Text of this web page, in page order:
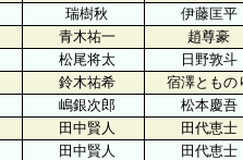
瑞樹秋
伊藤匡平
青木祐一
趙尊豪
松尾将太
日野敦斗
鈴木祐希
宿澤ともの
嶋銀次郎
松本慶吾
田中賢人
田代恵士
田中賢人
田代恵士